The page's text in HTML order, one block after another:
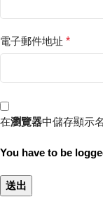
電子郵件地址 *
在瀏覽器中儲存顯示
You have to be